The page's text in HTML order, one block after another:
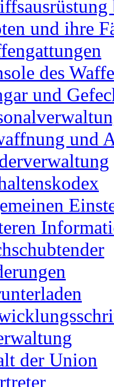
und ihre
des
und
und
der Union